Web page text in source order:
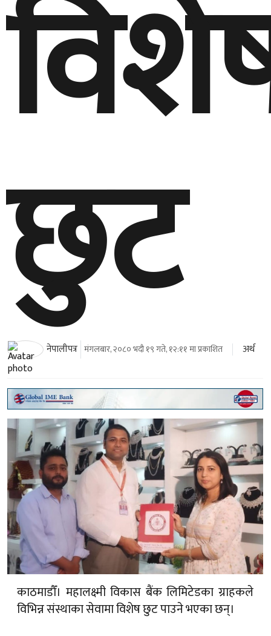
छुट
नेपालीपत्र मंगलबार, २०८० भदौ १९ गते, १२:११ मा प्रकाशित अर्थ
काठमाडौँ। महालक्ष्मी विकास बैंक लिमिटेडका ग्राहकले
विभिन्न संस्थाका सेवामा विशेष छुट पाउने भएका छन्।